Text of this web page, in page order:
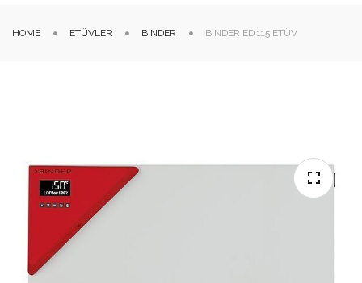
HOME ETÜVLER BINDER BINDER ED 115 ETÜV